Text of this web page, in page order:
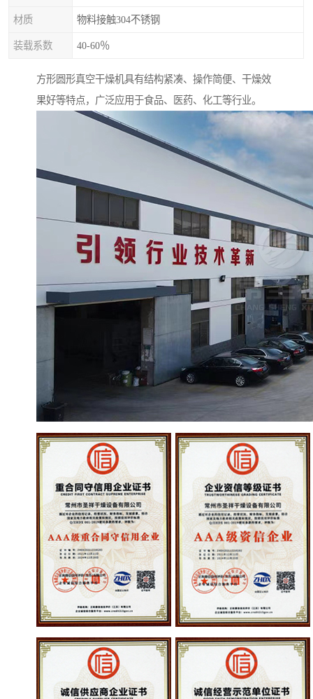
材质 物料接触304不锈钢
装载系数 40-60％
方形圆形真空干燥机具有结构紧凑、操作简便、干燥效
果好等特点，广泛应用于食品、医药、化工等行业。